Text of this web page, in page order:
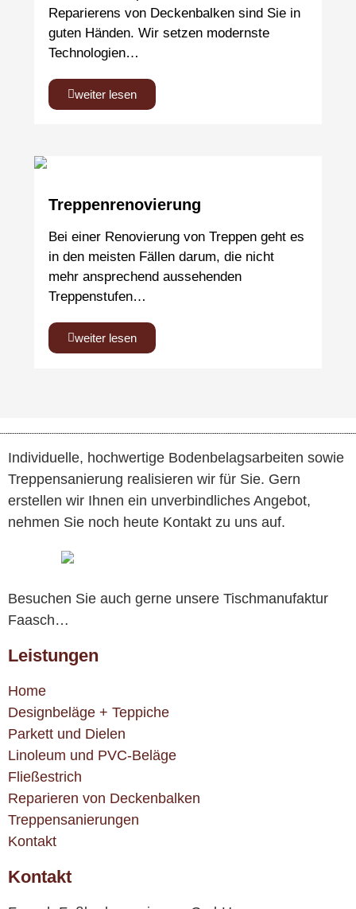
Reparierens von Deckenbalken sind Sie in
guten Händen. Wir setzen modernste
Technologien…
weiter lesen
Treppenrenovierung
Bei einer Renovierung von Treppen geht es
in den meisten Fällen darum, die nicht
mehr ansprechend aussehenden
Treppenstufen…
weiter lesen
Individuelle, hochwertige Bodenbelagsarbeiten sowie
Treppensanierung realisieren wir für Sie. Gern
erstellen wir Ihnen ein unverbindliches Angebot,
nehmen Sie noch heute Kontakt zu uns auf.
Besuchen Sie auch gerne unsere Tischmanufaktur
Faasch…
Leistungen
Home
Designbeläge + Teppiche
Parkett und Dielen
Linoleum und PVC-Beläge
Fließestrich
Reparieren von Deckenbalken
Treppensanierungen
Kontakt
Kontakt